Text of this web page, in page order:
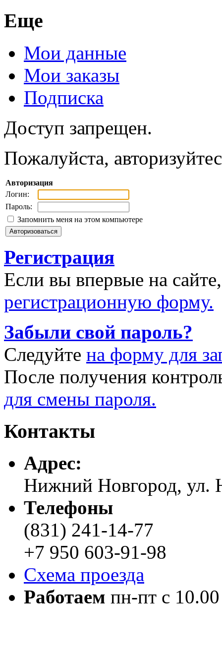
Еще
Мои данные
Мои заказы
Подписка
Доступ запрещен.
Пожалуйста,
Авторизация
Логин:
Пароль:
Запомнить меня на этом компьютере
Регистрация
Если вы впервые на
регистрационную форму.
Забыли свой пароль?
Следуйте на форму для
После получения
для смены пароля.
Контакты
Адреc:
Нижний Новгород, ул.
Телефоны
(831) 241-14-77
+7 950 603-91-98
Схема проезда
Работаем пн-пт с